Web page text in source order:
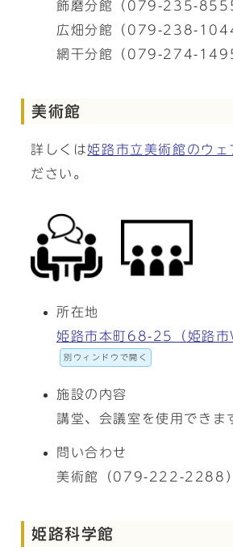
飾磨分館（079-235-
広畑分館（079-238-
網干分館（079-274-
美術館
詳しくは姫路市立美術館のウェ
ださい。
所在地
姫路市本町68-25（姫路市
別ウィンドウで開く
施設の内容
講堂、会議室を使用できま
問い合わせ
美術館（079-222-2288）
姫路科学館